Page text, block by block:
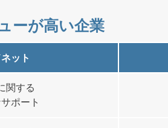
ーが高い企業
ット
関する
ポート